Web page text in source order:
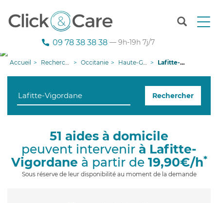
T
n
g
o
09 78 38 38 38 — 9h-19h 7j/7
Accueil Recherche aide à domicile Occitanie Haute-Garonne Lafitte-Vigordane
Rechercher
51 aides à domicile
peuvent intervenir à Lafitte-
Vigordane à partir de 19,90€/h*
Sous réserve de leur disponibilité au moment de la demande